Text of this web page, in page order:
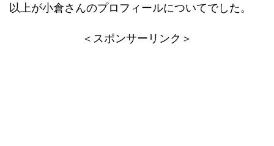
以上が小倉さんのプロフィールについてでした。
＜スポンサーリンク＞